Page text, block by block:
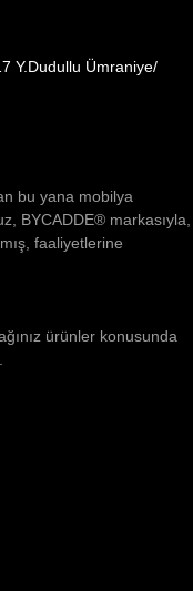
Y.Dudullu Ümraniye/
bu yana mobilya
BYCADDE® markasıyla,
faaliyetlerine
ürünler konusunda